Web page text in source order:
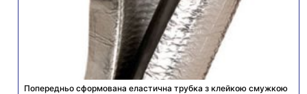
Попередньо сформована еластична трубка з клейкою смужкою